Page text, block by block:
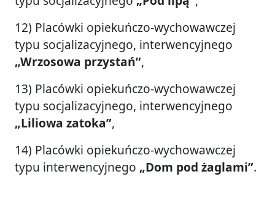
12) Placówki opiekuńczo-wychowawczej
typu socjalizacyjnego, interwencyjnego
„Wrzosowa przystań”,
13) Placówki opiekuńczo-wychowawczej
typu socjalizacyjnego, interwencyjnego
„Liliowa zatoka”,
14) Placówki opiekuńczo-wychowawczej
typu interwencyjnego „Dom pod żaglami”.